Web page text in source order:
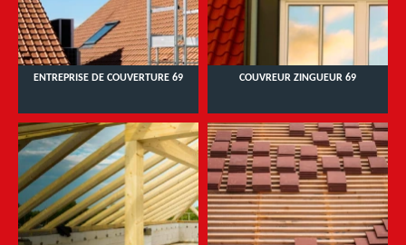
ENTREPRISE DE COUVERTURE 69 COUVREUR ZINGUEUR 69